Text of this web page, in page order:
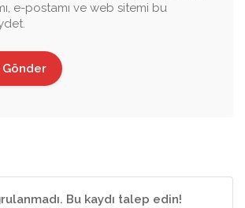
e-postamı ve web sitemi bu
Bu kaydı talep edin!